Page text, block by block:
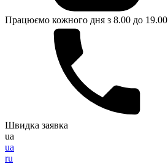
Працюємо кожного дня з 8.00 до 19.00
Швидка заявка
ua
ua
ru